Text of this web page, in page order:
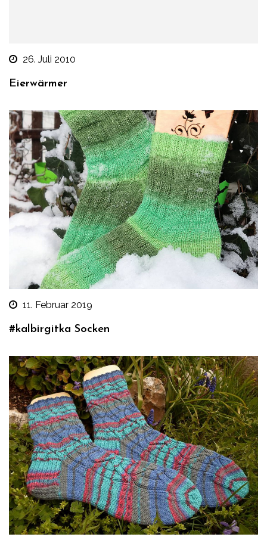
26. Juli 2010
Eierwärmer
11. Februar 2019
#kalbirgitka Socken